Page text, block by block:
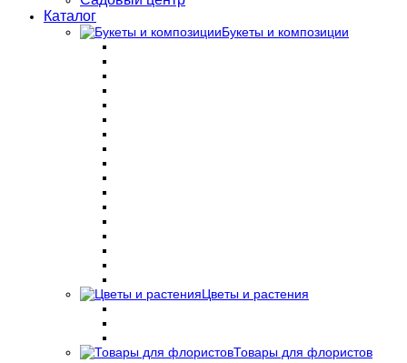
Каталог
Букеты и композиции
Цветы и растения
Товары для флористов